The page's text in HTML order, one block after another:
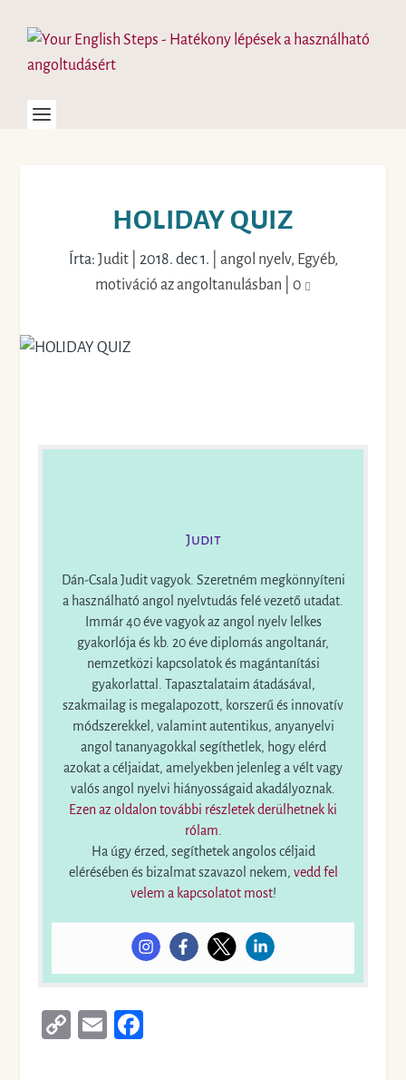
HOLIDAY QUIZ
Írta: Judit| 2018. dec 1. angol nyelv, Egyéb,
motiváció az angoltanulásban
0
Judit
Dán-Csala Judit vagyok. Szeretném megkönnyíteni
a használható angol nyelvtudás felé vezető utadat.
Immár 40 éve vagyok az angol nyelv lelkes
gyakorlója és kb. 20 éve diplomás angoltanár,
nemzetközi kapcsolatok és magántanítási
gyakorlattal. Tapasztalataim átadásával,
szakmailag is megalapozott, korszerű és innovatív
módszerekkel, valamint autentikus, anyanyelvi
angol tananyagokkal segíthetlek, hogy elérd
azokat a céljaidat, amelyekben jelenleg a vélt vagy
valós angol nyelvi hiányosságaid akadályoznak.
Ezen az oldalon további részletek derülhetnek ki
rólam
Ha úgy érzed, segíthetek angolos céljaid
elérésében és bizalmat szavazol nekem, vedd fel
velem a kapcsolatot most!
Co
E